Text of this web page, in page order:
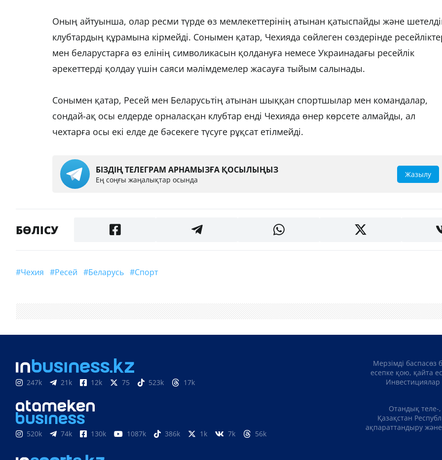
Оның айтуынша, олар ресми түрде өз мемлекеттерінің атынан қатыспайды және
клубтардың құрамына кірмейді. Сонымен қатар, Чехияда сөйлеген сөздерінде
мен беларустарға өз елінің символикасын қолдануға немесе Украинадағы ресейлік
әрекеттерді қолдау үшін саяси мәлімдемелер жасауға тыйым салынады.
Сонымен қатар, Ресей мен Беларусьтің атынан шыққан спортшылар мен командалар,
сондай-ақ осы елдерде орналасқан клубтар енді Чехияда өнер көрсете алмайды, ал
чехтарға осы екі елде де бәсекеге түсуге рұқсат етілмейді.
БІЗДІҢ ТЕЛЕГРАМ АРНАМЫЗҒА ҚОСЫЛЫҢЫЗ
Ең соңғы жаңалықтар осында
Жазылу
БӨЛІСУ
#Чехия #Ресей #Беларусь #спорт
247k 21k 12k 75 523k 17k
520k 74k 130k 1087k 386k 1k 7k 56k
Мерзімді баспасөз
есепке қою, қайта
Инвестициялар
Отандық теле-
Қазақстан
ақпараттандыру